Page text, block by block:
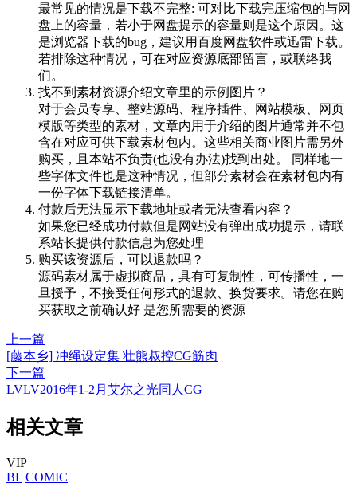
最常见的情况是下载不完整: 可对比下载完压缩包的与网
盘上的容量，若小于网盘提示的容量则是这个原因。这
是浏览器下载的bug，建议用百度网盘软件或迅雷下载。
若排除这种情况，可在对应资源底部留言，或联络我
们。
找不到素材资源介绍文章里的示例图片？
对于会员专享、整站源码、程序插件、网站模板、网页
模版等类型的素材，文章内用于介绍的图片通常并不包
含在对应可供下载素材包内。这些相关商业图片需另外
购买，且本站不负责(也没有办法)找到出处。 同样地一
些字体文件也是这种情况，但部分素材会在素材包内有
一份字体下载链接清单。
付款后无法显示下载地址或者无法查看内容？
如果您已经成功付款但是网站没有弹出成功提示，请联
系站长提供付款信息为您处理
购买该资源后，可以退款吗？
源码素材属于虚拟商品，具有可复制性，可传播性，一
旦授予，不接受任何形式的退款、换货要求。请您在购
买获取之前确认好 是您所需要的资源
上一篇
[藤本乡] 冲绳设定集 壮熊叔控CG筋肉
下一篇
LVLV2016年1-2月艾尔之光同人CG
相关文章
VIP
BL COMIC